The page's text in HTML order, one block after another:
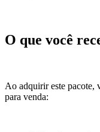
O que você
Ao adquirir este pacote,
para venda: